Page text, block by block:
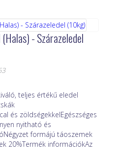
- Szárazeledel
teljes értékű eledel
és zöldségekkelEgészséges
nyitható és
formájú táoszemek
20%Termék információkAz